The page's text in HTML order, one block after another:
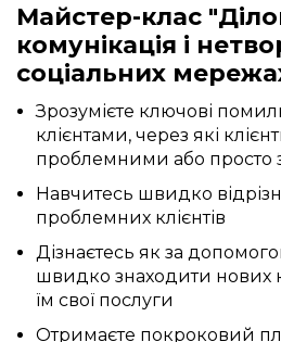
Майстер-клас
комунікація і
соціальних
Зрозумієте ключові
клієнтами, через які
проблемними або просто
Навчитесь швидко
проблемних клієнтів
Дізнаєтесь як за
швидко знаходити нових
їм свої послуги
Отримаєте покроковий